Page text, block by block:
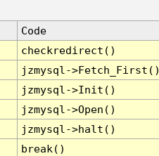
Code
checkredirect()
jzmysql-
jzmysql->Init()
jzmysql->Open()
jzmysql->halt()
break()